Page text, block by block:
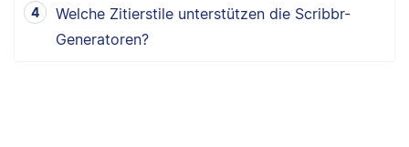
Welche Zitierstile unterstützen die Scribbr-
Generatoren?